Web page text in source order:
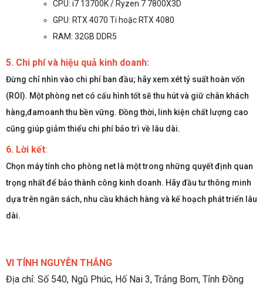
CPU: i7 13700K / Ryzen 7 7800X3D
GPU: RTX 4070 Ti hoặc RTX 4080
RAM: 32GB DDR5
5. Chi phí và hiệu quả kinh doanh:
Đừng chỉ nhìn vào chi phí ban đầu; hãy xem xét tỷ suất hoàn vốn
(ROI). Một phòng net có cấu hình tốt sẽ thu hút và giữ chân khách
hàng,đamoanh thu bền vững. Đồng thời, linh kiện chất lượng cao
cũng giúp giảm thiểu chi phí bảo trì về lâu dài.
6. Lời kết:
Chọn máy tính cho phòng net là một trong những quyết định quan
trọng nhất để bảo thành công kinh doanh. Hãy đầu tư thông minh
dựa trên ngân sách, nhu cầu khách hàng và kế hoạch phát triển lâu
dài.
VI TÍNH NGUYỄN THẮNG
Địa chỉ: Số 540, Ngũ Phúc, Hố Nai 3, Trảng Bom, Tỉnh Đồng